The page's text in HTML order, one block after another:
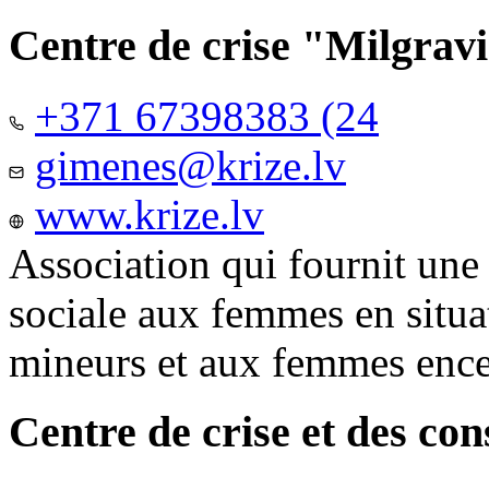
Centre de crise
+371 67398383 (24
gimenes@krize.lv
www.krize.lv
Association qui fournit une
sociale aux femmes en
mineurs et aux femmes
Centre de crise et des